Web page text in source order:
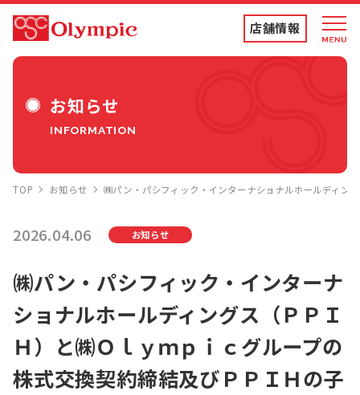
店舗情報
コンテンツ
お知らせ
お知らせ
INFORMATION
TOP お知らせ ㈱パン・パシフィック・インターナショナルホールディン
2026.04.06 お知らせ
㈱パン・パシフィック・インターナ
ショナルホールディングス（ＰＰＩ
Ｈ）と㈱Ｏｌｙｍｐｉｃグループの
株式交換契約締結及びＰＰＩＨの子